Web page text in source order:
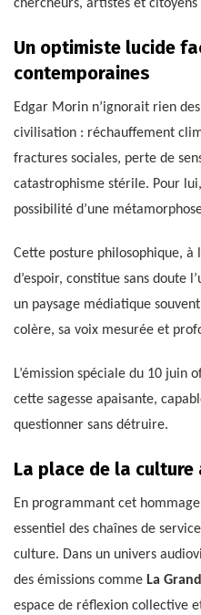
chercheurs, artistes et citoyens
Un optimiste lucide
contemporaines
Edgar Morin n’ignorait rien
civilisation : réchauffement
fractures sociales, perte de
catastrophisme stérile. Pour
possibilité d’une
Cette posture philosophique,
d’espoir, constitue sans doute
un paysage médiatique
colère, sa voix mesurée et
L’émission spéciale du 10 juin
cette sagesse apaisante,
questionner sans détruire.
La place de la
En programmant cet
essentiel des chaînes de
culture. Dans un univers
des émissions comme La
espace de réflexion collective